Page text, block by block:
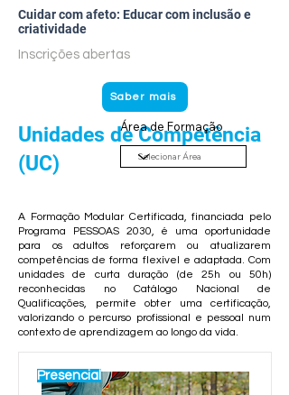
Cuidar com afeto: Educar com inclusão e
criatividade
Inscrições abertas
Saber mais
Unidades de Competência
(UC)
Área de Formação
A Formação Modular Certificada, financiada pelo
Programa PESSOAS 2030, é uma oportunidade
para os adultos reforçarem ou atualizarem
competências de forma flexível e adaptada. Com
unidades de curta duração (de 25h ou 50h)
reconhecidas no Catálogo Nacional de
Qualificações, permite obter uma certificação,
valorizando o percurso profissional e pessoal num
contexto de aprendizagem ao longo da vida.
Presencial